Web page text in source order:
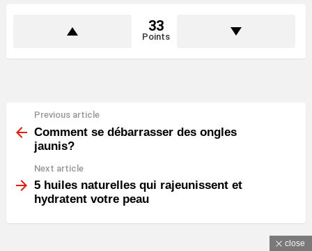
33
Points
more
Previous article
Comment se débarrasser des ongles
jaunis?
Next article
5 huiles naturelles qui rajeunissent et
hydratent votre peau
close